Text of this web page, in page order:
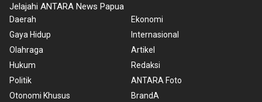
Jelajahi ANTARA News Papua
Daerah
Gaya Hidup
Olahraga
Hukum
Politik
Otonomi Khusus
Ekonomi
Internasional
Artikel
Redaksi
ANTARA Foto
BrandA